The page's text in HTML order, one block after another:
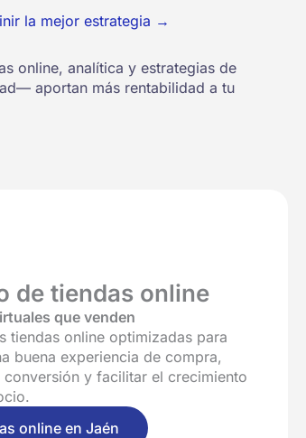
la mejor estrategia →
online, analítica y estrategias de
aportan más rentabilidad a tu
de tiendas online
que venden
tiendas online optimizadas para
buena experiencia de compra,
conversión y facilitar el crecimiento
online en Jaén